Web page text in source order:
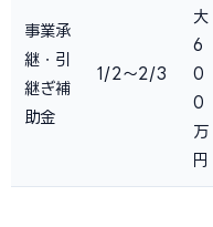
事業承
継・引
継ぎ補
助金
1/2〜2/3
大
6
0
0
万
円